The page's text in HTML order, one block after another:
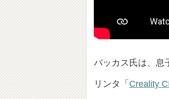
バッカス氏は、息
リンタ「 Creality